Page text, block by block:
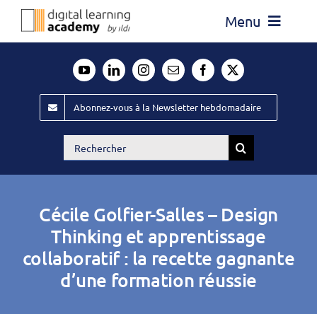
Passer
Menu
Évènements ILDI
Offres d’emploi
Publiez
Contact
Abonnez-vous à la Newsletter hebdomadaire
Rechercher:
Cécile Golfier-Salles – Design
Thinking et apprentissage
collaboratif : la recette gagnante
d’une formation réussie